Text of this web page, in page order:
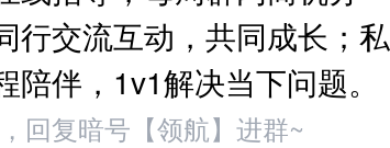
行交流互动，共同成长；私
陪伴，1v1解决当下问题。
回复暗号【领航】进群~